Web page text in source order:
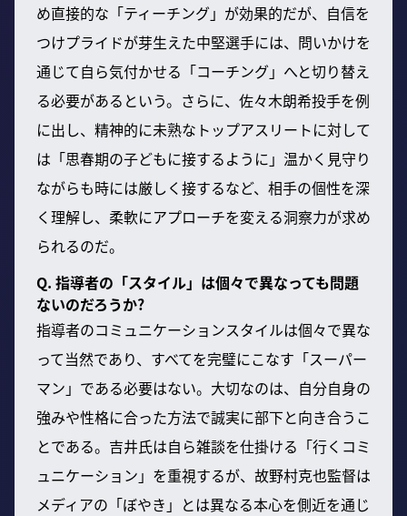
め直接的な「ティーチング」が効果的だが、自信を
つけプライドが芽生えた中堅選手には、問いかけを
通じて自ら気付かせる「コーチング」へと切り替え
る必要があるという。さらに、佐々木朗希投手を例
に出し、精神的に未熟なトップアスリートに対して
は「思春期の子どもに接するように」温かく見守り
ながらも時には厳しく接するなど、相手の個性を深
く理解し、柔軟にアプローチを変える洞察力が求め
られるのだ。
Q. 指導者の「スタイル」は個々で異なっても問題
ないのだろうか?
指導者のコミュニケーションスタイルは個々で異な
って当然であり、すべてを完璧にこなす「スーパー
マン」である必要はない。大切なのは、自分自身の
強みや性格に合った方法で誠実に部下と向き合うこ
とである。吉井氏は自ら雑談を仕掛ける「行くコミ
ュニケーション」を重視するが、故野村克也監督は
メディアの「ぼやき」とは異なる本心を側近を通じ